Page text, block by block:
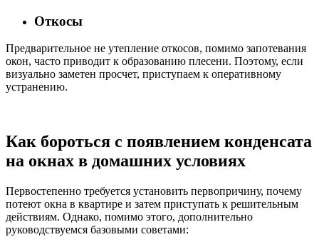
Откосы
Предварительное не утепление откосов, помимо запотевания
окон, часто приводит к образованию плесени. Поэтому, если
визуально заметен просчет, приступаем к оперативному
устранению.
Как бороться с появлением конденсата
на окнах в домашних условиях
Первостепенно требуется установить первопричину, почему
потеют окна в квартире и затем приступать к решительным
действиям. Однако, помимо этого, дополнительно
руководствуемся базовыми советами: